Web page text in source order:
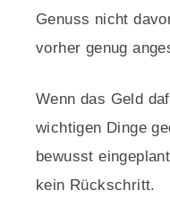
Genuss nicht
vorher genug
Wenn das Geld
wichtigen Dinge
bewusst
kein Rückschritt.